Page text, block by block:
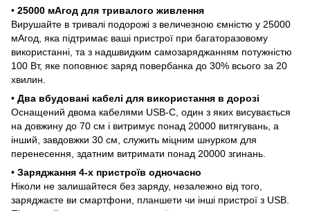
• 25000 мАгод для тривалого живлення
Вирушайте в тривалі подорожі з величезною ємністю у 25000
мАгод, яка підтримає ваші пристрої при багаторазовому
використанні, та з надшвидким самозаряджанням потужністю
100 Вт, яке поповнює заряд повербанка до 30% всього за 20
хвилин.
• Два вбудовані кабелі для використання в дорозі
Оснащений двома кабелями USB-C, один з яких висувається
на довжину до 70 см і витримує понад 20000 витягувань, а
інший, завдовжки 30 см, служить міцним шнурком для
перенесення, здатним витримати понад 20000 згинань.
• Заряджання 4-х пристроїв одночасно
Ніколи не залишайтеся без заряду, незалежно від того,
заряджаєте ви смартфони, планшети чи інші пристрої з USB.